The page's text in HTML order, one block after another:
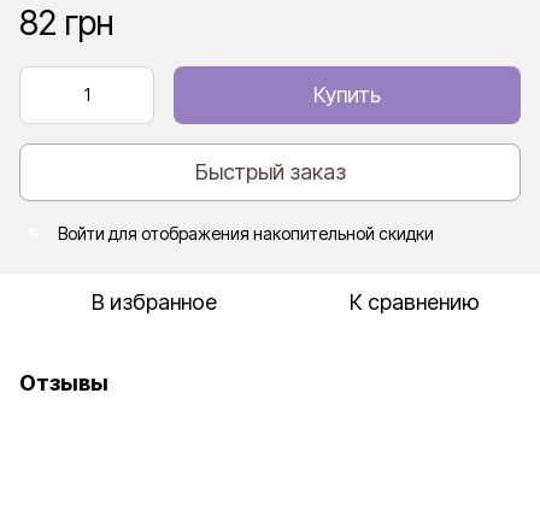
82 грн
Купить
Быстрый заказ
Войти для отображения накопительной скидки
В избранное К сравнению
Отзывы